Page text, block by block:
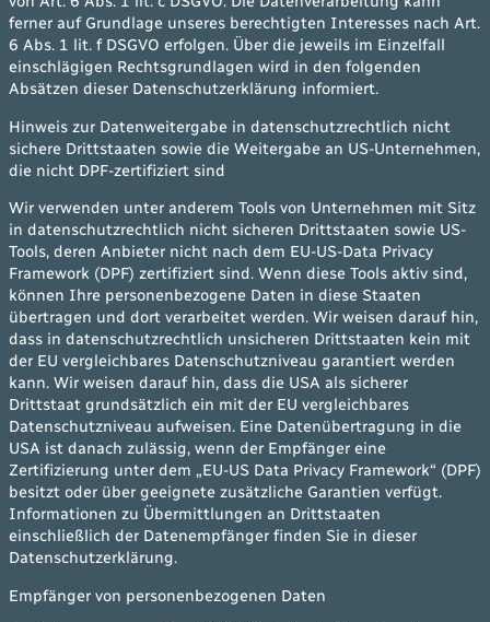
ferner auf Grundlage unseres berechtigten Interesses nach Art.
6 Abs. 1 lit. f DSGVO erfolgen. Über die jeweils im Einzelfall
einschlägigen Rechtsgrundlagen wird in den folgenden
Absätzen dieser Datenschutzerklärung informiert.
Hinweis zur Datenweitergabe in datenschutzrechtlich nicht
sichere Drittstaaten sowie die Weitergabe an US-Unternehmen,
die nicht DPF-zertifiziert sind
Wir verwenden unter anderem Tools von Unternehmen mit Sitz
in datenschutzrechtlich nicht sicheren Drittstaaten sowie US-
Tools, deren Anbieter nicht nach dem EU-US-Data Privacy
Framework (DPF) zertifiziert sind. Wenn diese Tools aktiv sind,
können Ihre personenbezogene Daten in diese Staaten
übertragen und dort verarbeitet werden. Wir weisen darauf hin,
dass in datenschutzrechtlich unsicheren Drittstaaten kein mit
der EU vergleichbares Datenschutzniveau garantiert werden
kann. Wir weisen darauf hin, dass die USA als sicherer
Drittstaat grundsätzlich ein mit der EU vergleichbares
Datenschutzniveau aufweisen. Eine Datenübertragung in die
USA ist danach zulässig, wenn der Empfänger eine
Zertifizierung unter dem „EU-US Data Privacy Framework“ (DPF)
besitzt oder über geeignete zusätzliche Garantien verfügt.
Informationen zu Übermittlungen an Drittstaaten
einschließlich der Datenempfänger finden Sie in dieser
Datenschutzerklärung.
Empfänger von personenbezogenen Daten